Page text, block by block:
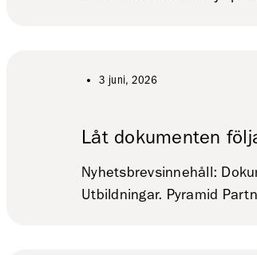
3 juni, 2026
Låt dokumenten
Nyhetsbrevsinnehåll:
Utbildningar. Pyramid